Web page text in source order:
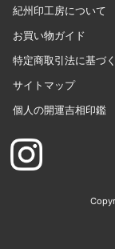
紀州印工房について
お買い物ガイド
特定商取引法に基づ
サイトマップ
個人の開運吉相印鑑